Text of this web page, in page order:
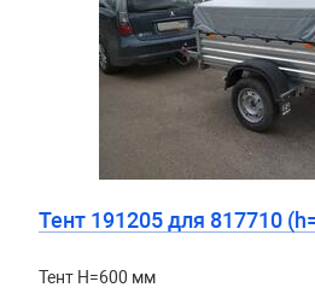
Тент 191205 для 817710
Тент H=600 мм